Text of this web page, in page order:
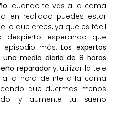
cuando te vas a la cama
en realidad puedes estar
lo que crees, ya que es fácil
despierto esperando que
más. Los expertos
media diaria de 8 horas
reparadory, utilizar la tele
a la hora de irte a la cama
que duermas menos
y aumente tu sueño